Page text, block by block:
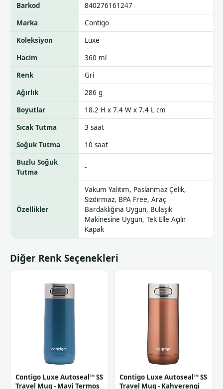
Barkod
840276161247
Marka
Contigo
Koleksiyon
Luxe
Hacim
360 ml
Renk
Gri
Ağırlık
286 g
Boyutlar
18.2 H x 7.4 W x 7.4 L cm
Sıcak Tutma
3 saat
Soğuk Tutma
10 saat
Buzlu Soğuk
Tutma
-
Özellikler
Vakum Yalıtım, Paslanmaz Çelik,
Sızdırmaz, BPA Free, Araç
Bardaklığına Uygun, Bulaşık
Makinesine Uygun, Tek Elle Açılır
Kapak
Diğer Renk Seçenekleri
Contigo Luxe Autoseal™ SS
Travel Mug - Mavi Termos
Contigo Luxe Autoseal™ SS
Travel Mug - Kahverengi